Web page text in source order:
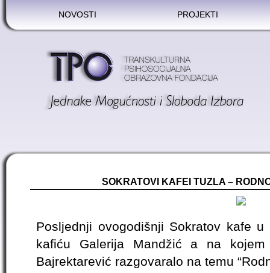
NOVOSTI PROJEKTI
SOKRATOVI KAFEI TUZLA –
Posljednji ovogodišnji Sokratov kafe
kafiću Galerija Mandžić a na
Bajrektarević razgovaralo na temu